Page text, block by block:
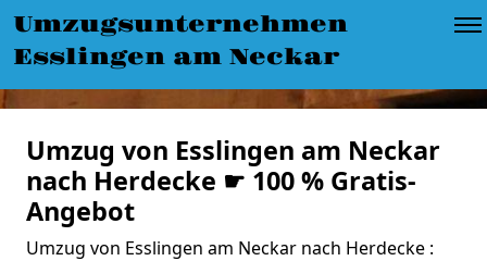
Umzugsunternehmen
Esslingen am Neckar
Umzug von Esslingen am Neckar
nach Herdecke ☛ 100 % Gratis-
Angebot
Umzug von Esslingen am Neckar nach Herdecke :